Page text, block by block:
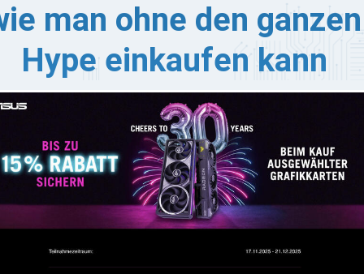
man ohne den ganzen
Hype einkaufen kann
Name „Black Friday” hat zwei Bedeutungen. In den
Jahren in Philadelphia beschrieb er verstopfte
und überfüllte Geschäfte; in der Buchhaltung des
zeigt er den Moment an, in dem Händler von
Zahlen zu schwarzen Zahlen, also von Verlusten zu
wechseln, und zwar an einem der
Einkaufstage des Jahres.